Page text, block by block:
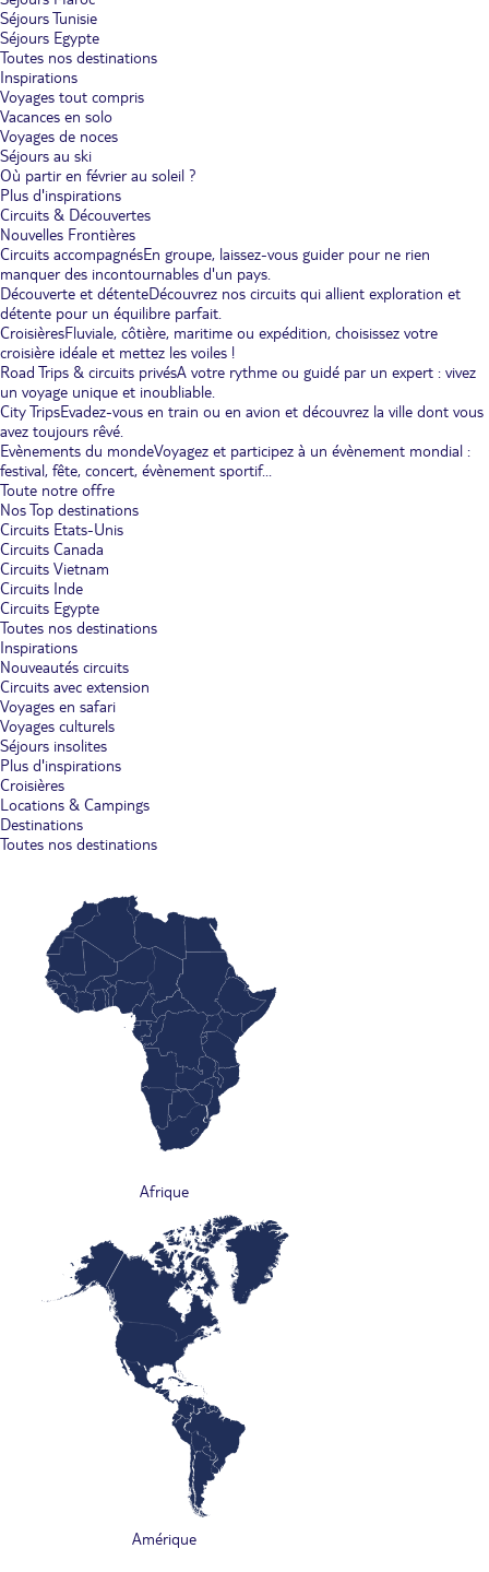
Séjours Tunisie
Séjours Egypte
Toutes nos destinations
Inspirations
Voyages tout compris
Vacances en solo
Voyages de noces
Séjours au ski
Où partir en février au soleil ?
Plus d'inspirations
Circuits & Découvertes
Nouvelles Frontières
Circuits accompagnésEn groupe, laissez-vous guider pour ne rien
manquer des incontournables d'un pays.
Découverte et détenteDécouvrez nos circuits qui allient exploration et
détente pour un équilibre parfait.
CroisièresFluviale, côtière, maritime ou expédition, choisissez votre
croisière idéale et mettez les voiles !
Road Trips & circuits privésA votre rythme ou guidé par un expert : vivez
un voyage unique et inoubliable.
City TripsEvadez-vous en train ou en avion et découvrez la ville dont vous
avez toujours rêvé.
Evènements du mondeVoyagez et participez à un évènement mondial :
festival, fête, concert, évènement sportif...
Toute notre offre
Nos Top destinations
Circuits Etats-Unis
Circuits Canada
Circuits Vietnam
Circuits Inde
Circuits Egypte
Toutes nos destinations
Inspirations
Nouveautés circuits
Circuits avec extension
Voyages en safari
Voyages culturels
Séjours insolites
Plus d'inspirations
Croisières
Locations & Campings
Destinations
Toutes nos destinations
Afrique
Amérique